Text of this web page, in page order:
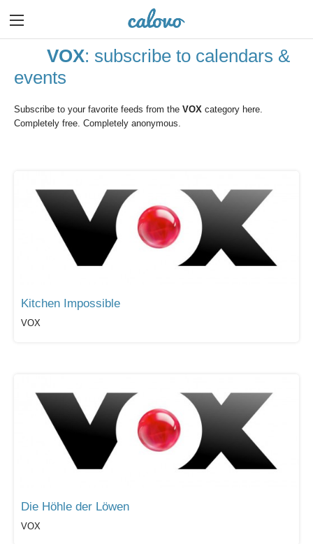
VOX: subscribe to calendars &
events
Subscribe to your favorite feeds from the VOX category here.
Completely free. Completely anonymous.
Kitchen Impossible
VOX
Die Höhle der Löwen
VOX